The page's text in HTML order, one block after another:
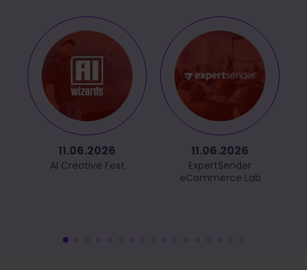
11.06.2026
AI Creative Fest
11.06.2026
ExpertSender
eCommerce Lab